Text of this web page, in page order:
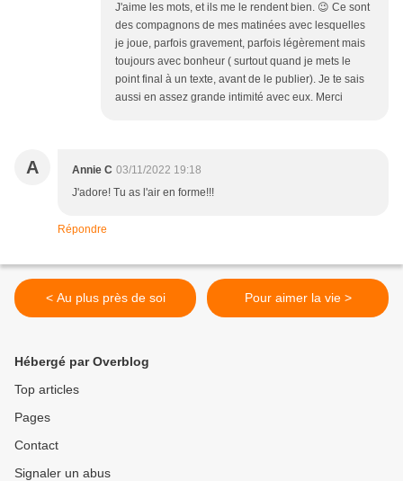
J'aime les mots, et ils me le rendent bien. 😉 Ce sont
des compagnons de mes matinées avec lesquelles
je joue, parfois gravement, parfois légèrement mais
toujours avec bonheur ( surtout quand je mets le
point final à un texte, avant de le publier). Je te sais
aussi en assez grande intimité avec eux. Merci
A Annie C 03/11/2022 19:18
J'adore! Tu as l'air en forme!!!
Répondre
< Au plus près de soi Pour aimer la vie >
Hébergé par Overblog
Top articles
Pages
Contact
Signaler un abus